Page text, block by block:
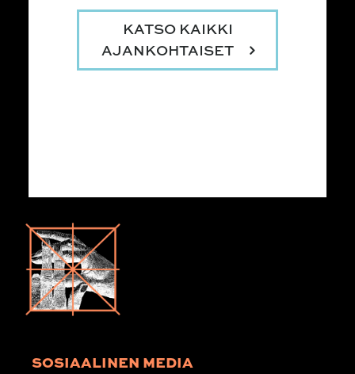
KATSO KAIKKI
AJANKOHTAISET
SOSIAALINEN MEDIA